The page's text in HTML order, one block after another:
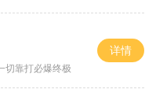
切靠打必爆终极
详情